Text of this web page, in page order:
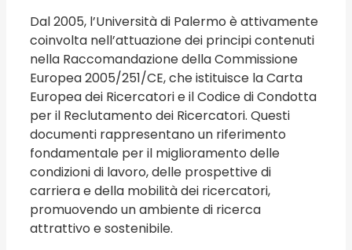
Dal 2005, l’Università di Palermo è attivamente
coinvolta nell’attuazione dei principi contenuti
nella Raccomandazione della Commissione
Europea 2005/251/CE, che istituisce la Carta
Europea dei Ricercatori e il Codice di Condotta
per il Reclutamento dei Ricercatori. Questi
documenti rappresentano un riferimento
fondamentale per il miglioramento delle
condizioni di lavoro, delle prospettive di
carriera e della mobilità dei ricercatori,
promuovendo un ambiente di ricerca
attrattivo e sostenibile.